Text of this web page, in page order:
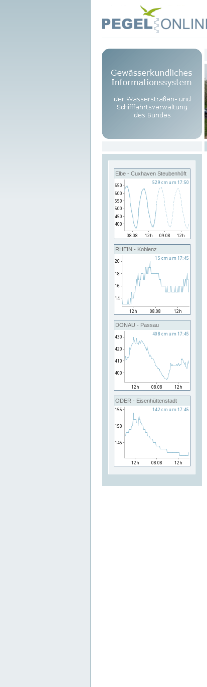
Elbe - Cuxhaven Steubenhöft
RHEIN - Koblenz
DONAU - Passau
ODER - Eisenhüttenstadt